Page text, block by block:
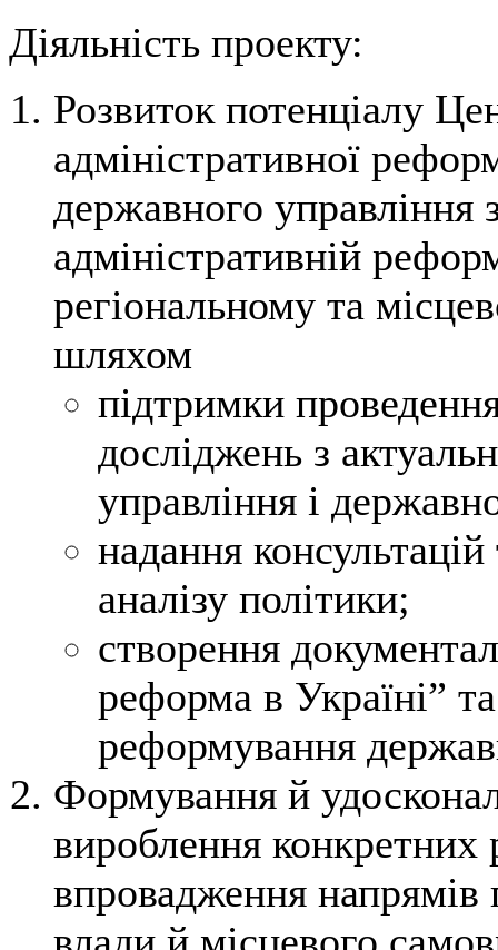
Діяльність проекту:
Розвиток потенціалу
адміністративної
державного
адміністративній
регіональному та
шляхом
підтримки
досліджень з
управління і
надання
аналізу політики;
створення
реформа в Україні”
реформування
Формування й
вироблення конкретних
впровадження напрямів